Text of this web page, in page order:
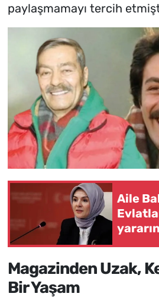
paylaşmamayı tercih
Aile
Magazinden Uzak,
Bir Yaşam